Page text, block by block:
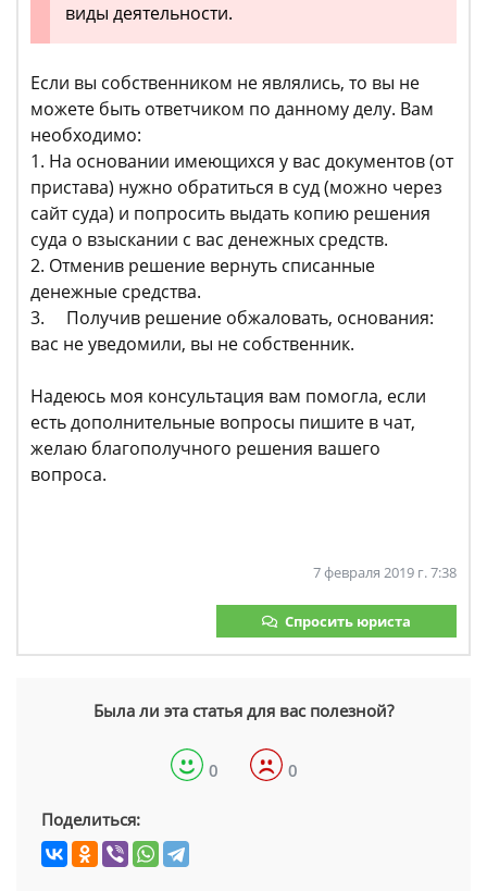
виды деятельности.
Если вы собственником не являлись, то вы не
можете быть ответчиком по данному делу. Вам
необходимо:
1. На основании имеющихся у вас документов (от
пристава) нужно обратиться в суд (можно через
сайт суда) и попросить выдать копию решения
суда о взыскании с вас денежных средств.
2. Отменив решение вернуть списанные
денежные средства.
3. Получив решение обжаловать, основания:
вас не уведомили, вы не собственник.
Надеюсь моя консультация вам помогла, если
есть дополнительные вопросы пишите в чат,
желаю благополучного решения вашего
вопроса.
7 февраля 2019 г. 7:38
Спросить юриста
Была ли эта статья для вас полезной?
0 0
Поделиться: